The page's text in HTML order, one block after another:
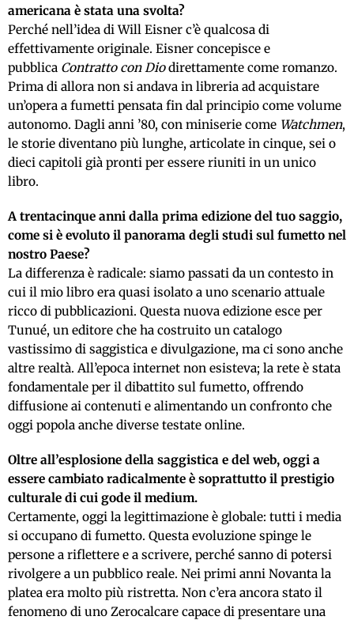
americana è stata una svolta?
Perché nell’idea di Will Eisner c’è qualcosa di
effettivamente originale. Eisner concepisce e
pubblica Contratto con Diodirettamente come romanzo.
Prima di allora non si andava in libreria ad acquistare
un’opera a fumetti pensata fin dal principio come volume
autonomo. Dagli anni ’80, con miniserie come Watchmen,
le storie diventano più lunghe, articolate in cinque, sei o
dieci capitoli già pronti per essere riuniti in un unico
libro.
A trentacinque anni dalla prima edizione del tuo saggio,
come si è evoluto il panorama degli studi sul fumetto nel
nostro Paese?
La differenza è radicale: siamo passati da un contesto in
cui il mio libro era quasi isolato a uno scenario attuale
ricco di pubblicazioni. Questa nuova edizione esce per
Tunué, un editore che ha costruito un catalogo
vastissimo di saggistica e divulgazione, ma ci sono anche
altre realtà. All’epoca internet non esisteva; la rete è stata
fondamentale per il dibattito sul fumetto, offrendo
diffusione ai contenuti e alimentando un confronto che
oggi popola anche diverse testate online.
Oltre all’esplosione della saggistica e del web, oggi a
essere cambiato radicalmente è soprattutto il prestigio
culturale di cui gode il medium.
Certamente, oggi la legittimazione è globale: tutti i media
si occupano di fumetto. Questa evoluzione spinge le
persone a riflettere e a scrivere, perché sanno di potersi
rivolgere a un pubblico reale. Nei primi anni Novanta la
platea era molto più ristretta. Non c’era ancora stato il
fenomeno di uno Zerocalcare capace di presentare una